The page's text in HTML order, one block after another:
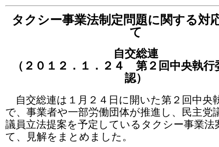
タクシー事業法制定問題に関する対
て
自交総連
（２０１２．１．２４ 第２回中央執行
認）
自交総連は１月２４日に開いた第２回中央
で、事業者や一部労働団体が推進し、民主党
議員立法提案を予定しているタクシー事業法
て、見解をまとめました。